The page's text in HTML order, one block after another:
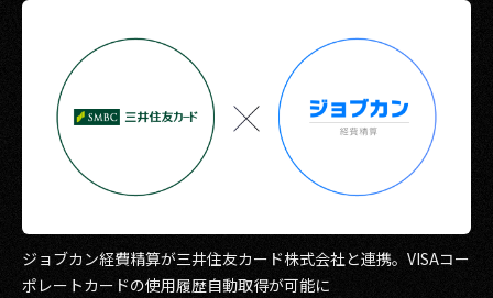
ジョブカン経費精算が三井住友カード株式会社と連携。VISAコー
ポレートカードの使用履歴自動取得が可能に